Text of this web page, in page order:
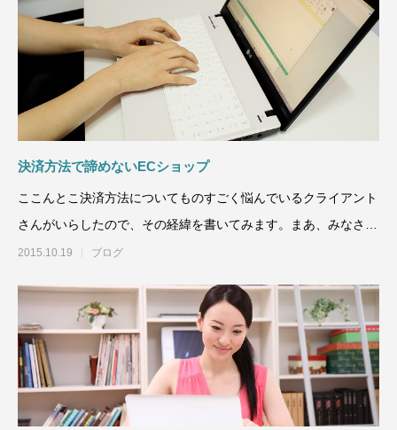
決済方法で諦めないECショップ
ここんとこ決済方法についてものすごく悩んでいるクライアント
さんがいらしたので、その経緯を書いてみます。まあ、みなさ
ん、そんなに決済方法で
2015.10.19 ブログ